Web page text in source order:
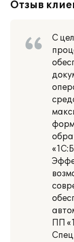
Отзыв
С
ПП